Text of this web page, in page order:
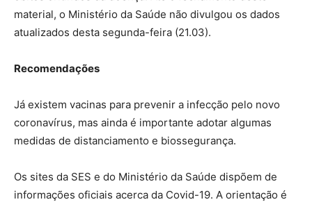
material, o Ministério da Saúde não divulgou os dados
atualizados desta segunda-feira (21.03).
Recomendações
Já existem vacinas para prevenir a infecção pelo novo
coronavírus, mas ainda é importante adotar algumas
medidas de distanciamento e biossegurança.
Os sites da SES e do Ministério da Saúde dispõem de
informações oficiais acerca da Covid-19. A orientação é